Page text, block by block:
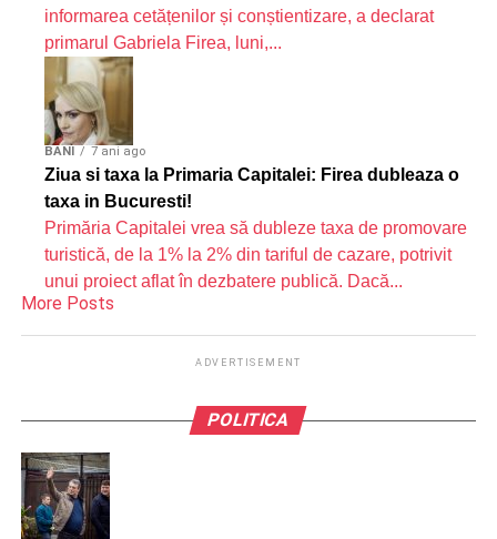
informarea cetățenilor și conștientizare, a declarat
primarul Gabriela Firea, luni,...
BANI 7 ani ago
Ziua si taxa la Primaria Capitalei: Firea dubleaza o
taxa in Bucuresti!
Primăria Capitalei vrea să dubleze taxa de promovare
turistică, de la 1% la 2% din tariful de cazare, potrivit
unui proiect aflat în dezbatere publică. Dacă...
More Posts
ADVERTISEMENT
POLITICA